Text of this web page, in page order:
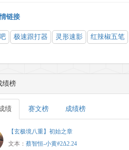
链接
极速跟打器 灵形速影 红辣椒五笔
绩榜
绩 赛文榜 成绩榜
【玄极境八重】初始之章
文本： 蔡智恒-小黄#2Δ2.24